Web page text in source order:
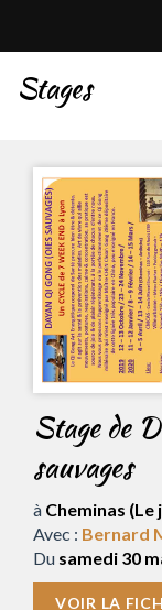
Stages
Stage de
sauvages
à Cheminas
Avec : Bernard
Du samedi 30
VOIR LA